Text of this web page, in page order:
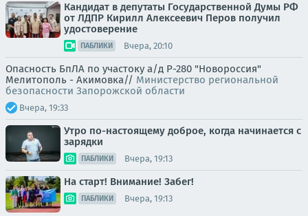
Кандидат в депутаты Государственной Думы РФ
от ЛДПР Кирилл Алексеевич Перов получил
удостоверение
ПАБЛИКИ Вчера, 20:10
Опасность БпЛА по участоку а/д Р-280 "Новороссия"
Мелитополь - Акимовка// Министерство региональной
безопасности Запорожской области
Вчера, 19:33
Утро по-настоящему доброе, когда начинается с
зарядки
ПАБЛИКИ Вчера, 19:13
На старт! Внимание! Забег!
ПАБЛИКИ Вчера, 19:13